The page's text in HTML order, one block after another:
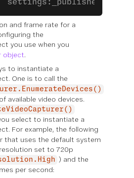
and frame rate for a
the
you use when you
object.
to instantiate a
One is to call the
available video devices.
select to instantiate a
For example, the following
that uses the default system
set to 720p
) and the
per second: